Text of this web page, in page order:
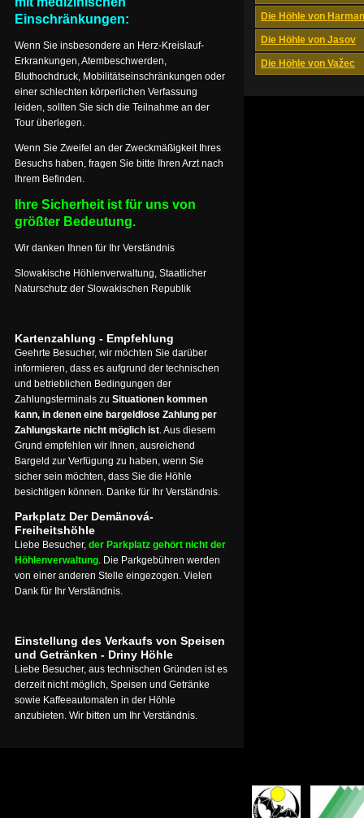
Die Höhle von
Die Höhle von Jasov
Die Höhle von Važec
Einschränkungen:
Wenn Sie insbesondere an Herz-Kreislauf-
Erkrankungen, Atembeschwerden,
Bluthochdruck, Mobilitätseinschränkungen oder
einer schlechten körperlichen Verfassung
leiden, sollten Sie sich die Teilnahme an der
Tour überlegen.
Wenn Sie Zweifel an der Zweckmäßigkeit Ihres
Besuchs haben, fragen Sie bitte Ihren Arzt nach
Ihrem Befinden.
Ihre Sicherheit ist für uns von
größter Bedeutung.
Wir danken Ihnen für Ihr Verständnis
Slowakische Höhlenverwaltung, Staatlicher
Naturschutz der Slowakischen Republik
Kartenzahlung - Empfehlung
Geehrte Besucher, wir möchten Sie darüber
informieren, dass es aufgrund der technischen
und betrieblichen Bedingungen der
Zahlungsterminals zu Situationen kommen
kann, in denen eine bargeldlose Zahlung per
Zahlungskarte nicht möglich ist. Aus diesem
Grund empfehlen wir Ihnen, ausreichend
Bargeld zur Verfügung zu haben, wenn Sie
sicher sein möchten, dass Sie die Höhle
besichtigen können. Danke für Ihr Verständnis.
Parkplatz Der Demänová-
Freiheitshöhle
Liebe Besucher, der Parkplatz gehört nicht der
Höhlenverwaltung. Die Parkgebühren werden
von einer anderen Stelle eingezogen. Vielen
Dank für Ihr Verständnis.
Einstellung des Verkaufs von Speisen
und Getränken - Driny Höhle
Liebe Besucher, aus technischen Gründen ist es
derzeit nicht möglich, Speisen und Getränke
sowie Kaffeeautomaten in der Höhle
anzubieten. Wir bitten um Ihr Verständnis.